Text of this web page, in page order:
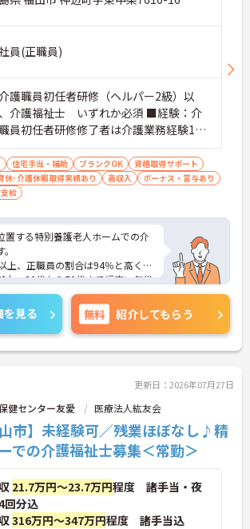
員(正職員)
護職員初任者研修（ヘルパー2級）以
、介護福祉士 いずれか必須 ■経験：介
員初任者研修修了者は介護業務経験1年
のこと ■普通自動車運転免許 必須
住宅手当・補助 ブランクOK
資格取得サポート
休･介護休暇取得実績あり 高収入
ボーナス・賞与あり
給
置する特別養護老人ホームでの介
上、正職員の割合は94％と高く、
力。20代から70代まで幅広い年代
おり、男女比も4：6とバランスの
宅手当や扶養手当、財形貯蓄、
た福利厚生が充実しており、生活
サポート。賞与は年3回、昇給の
して長くキャリアを築けます。経
添う介護を実践できます。チーム
定した環境でじっくりと利用者
方におすすめです。ご興味のある
えしますので、お気軽にお問い合
を見る 無料 紹介してもらう
更新日：2026年07月27日
健センター友愛 医療法人紘友会
山市】未経験可／残業ほぼなし♪精
での介護福祉士募集＜常勤＞
21.7万円～23.7万円程度 諸手当・夜
回分込
316万円～347万円程度 諸手当込